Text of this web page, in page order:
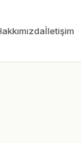
İletişim